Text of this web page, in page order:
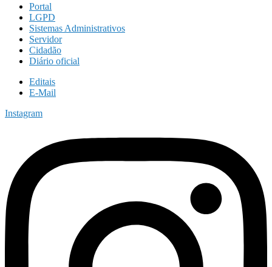
Portal
LGPD
Sistemas Administrativos
Servidor
Cidadão
Diário oficial
Editais
E-Mail
Instagram